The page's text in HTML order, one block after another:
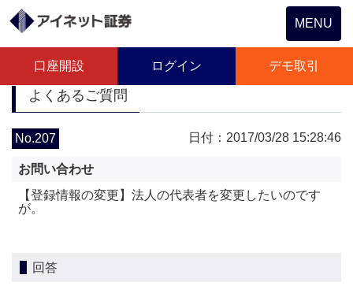
Toggle
navigation
MENU
口座開設 ログイン デモ取引
よくあるご質問
No.207 日付：2017/03/28 15:28:46
お問い合わせ
【登録情報の変更】法人の代表者を変更したいのです
が。
回答